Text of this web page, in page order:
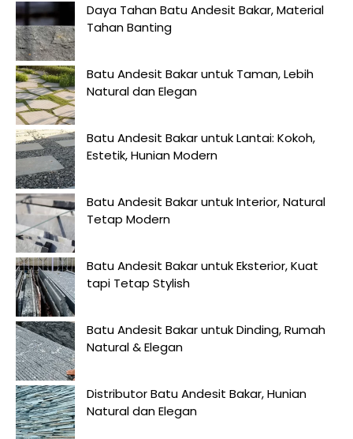
Daya Tahan Batu Andesit Bakar, Material
Tahan Banting
Batu Andesit Bakar untuk Taman, Lebih
Natural dan Elegan
Batu Andesit Bakar untuk Lantai: Kokoh,
Estetik, Hunian Modern
Batu Andesit Bakar untuk Interior, Natural
Tetap Modern
Batu Andesit Bakar untuk Eksterior, Kuat
tapi Tetap Stylish
Batu Andesit Bakar untuk Dinding, Rumah
Natural & Elegan
Distributor Batu Andesit Bakar, Hunian
Natural dan Elegan